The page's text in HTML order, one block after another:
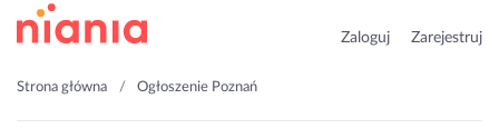
Zaloguj Zarejestruj
Strona główna Ogłoszenie Poznań